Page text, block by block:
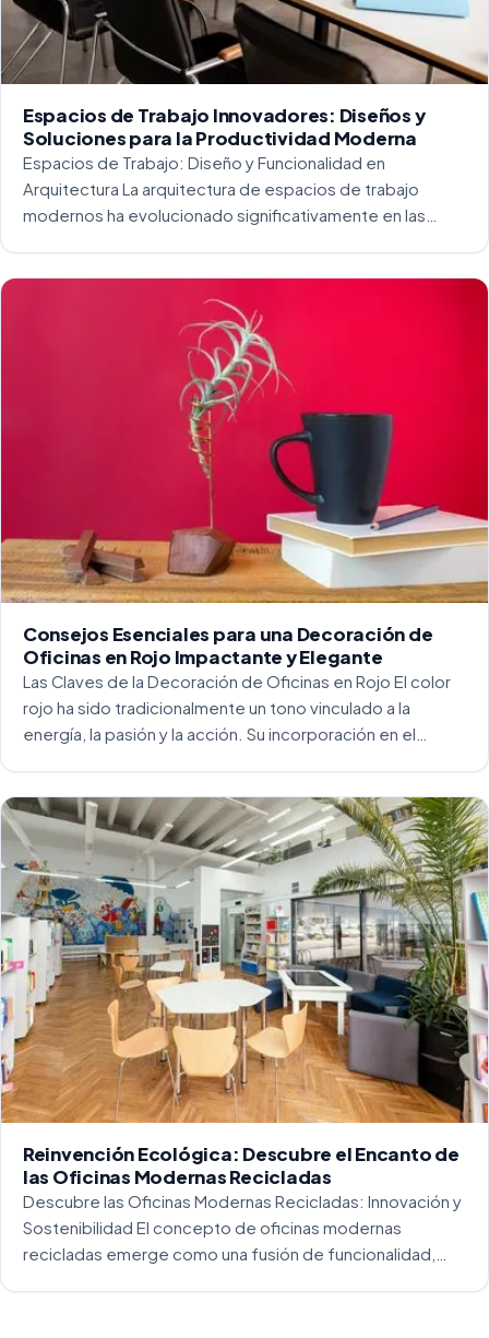
Espacios de Trabajo Innovadores: Diseños y
Soluciones para la Productividad Moderna
Espacios de Trabajo: Diseño y Funcionalidad en
Arquitectura La arquitectura de espacios de trabajo
modernos ha evolucionado significativamente en las
Consejos Esenciales para una Decoración de
Oficinas en Rojo Impactante y Elegante
Las Claves de la Decoración de Oficinas en Rojo El color
rojo ha sido tradicionalmente un tono vinculado a la
energía, la pasión y la acción. Su incorporación en el
Reinvención Ecológica: Descubre el Encanto de
las Oficinas Modernas Recicladas
Descubre las Oficinas Modernas Recicladas: Innovación y
Sostenibilidad El concepto de oficinas modernas
recicladas emerge como una fusión de funcionalidad,